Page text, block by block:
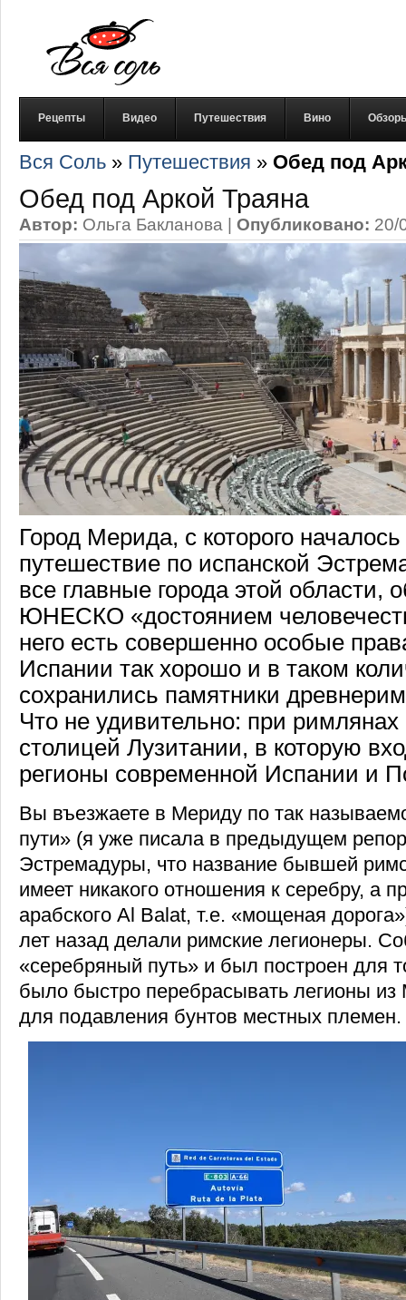
Рецепты Видео Путешествия Вино
Вся Соль » Путешествия » Обед под
Обед под Аркой Траяна
Автор: Ольга Бакланова | Опубликовано: 20/
Город Мерида, с которого
путешествие по испанской
все главные города этой области,
ЮНЕСКО «достоянием
него есть совершенно особые
Испании так хорошо и в таком
сохранились памятники
Что не удивительно: при
столицей Лузитании, в которую
регионы современной Испании и
Вы въезжаете в Мериду по так
пути» (я уже писала в предыдущем
Эстремадуры, что название бывшей
имеет никакого отношения к серебру, а
арабского Al Balat, т.е. «мощеная
лет назад делали римские легионеры.
«серебряный путь» и был построен для
было быстро перебрасывать легионы
для подавления бунтов местных племен.